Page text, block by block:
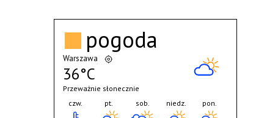
pogoda
Warszawa
36°C
Przeważnie słonecznie
czw.
pt. sob. niedz. pon.